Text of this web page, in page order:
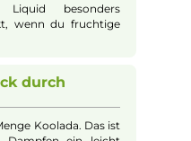
und aromatisch-
wird in einer Flasche
mit Basisflüssigkeit und
durchdachtes Produkt für
Aroma suchen.
der